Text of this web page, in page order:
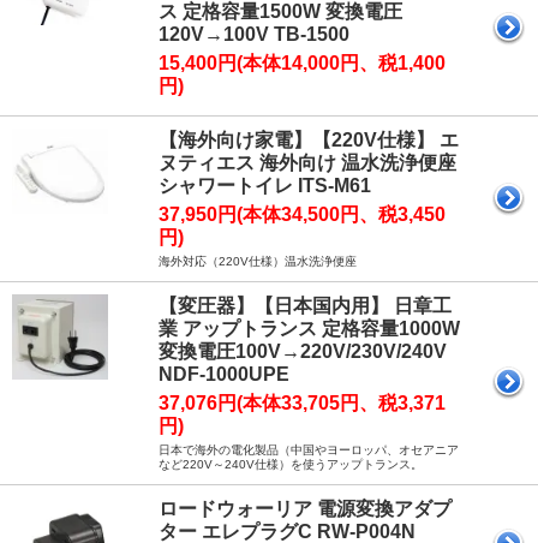
ス 定格容量1500W 変換電圧
120V→100V TB-1500
15,400円(本体14,000円、税1,400
円)
【海外向け家電】【220V仕様】 エ
ヌティエス 海外向け 温水洗浄便座
シャワートイレ ITS-M61
37,950円(本体34,500円、税3,450
円)
海外対応（220V仕様）温水洗浄便座
【変圧器】【日本国内用】 日章工
業 アップトランス 定格容量1000W
変換電圧100V→220V/230V/240V
NDF-1000UPE
37,076円(本体33,705円、税3,371
円)
日本で海外の電化製品（中国やヨーロッパ、オセアニア
など220V～240V仕様）を使うアップトランス。
ロードウォーリア 電源変換アダプ
ター エレプラグC RW-P004N